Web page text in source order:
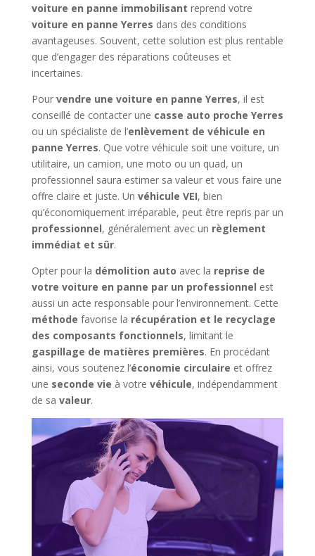
voiture en panne immobilisant reprend votre
voiture en panne Yerres dans des conditions
avantageuses. Souvent, cette solution est plus rentable
que d’engager des réparations coûteuses et
incertaines.
Pour vendre une voiture en panne Yerres, il est
conseillé de contacter une casse auto proche Yerres
ou un spécialiste de l’enlèvement de véhicule en
panne Yerres. Que votre véhicule soit une voiture, un
utilitaire, un camion, une moto ou un quad, un
professionnel saura estimer sa valeur et vous faire une
offre claire et juste. Un véhicule VEI, bien
qu’économiquement irréparable, peut être repris par un
professionnel, généralement avec un règlement
immédiat et sûr.
Opter pour la démolition auto avec la reprise de
votre voiture en panne par un professionnel est
aussi un acte responsable pour l’environnement. Cette
méthode favorise la récupération et le recyclage
des composants fonctionnels, limitant le
gaspillage de matières premières. En procédant
ainsi, vous soutenez l’économie circulaire et offrez
une seconde vie à votre véhicule, indépendamment
de sa valeur.